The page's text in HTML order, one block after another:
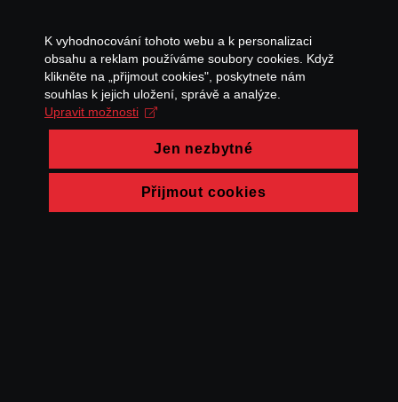
K vyhodnocování tohoto webu a k personalizaci
obsahu a reklam používáme soubory cookies. Když
klikněte na „přijmout cookies", poskytnete nám
souhlas k jejich uložení, správě a analýze.
Upravit možnosti
Jen nezbytné
Přijmout cookies